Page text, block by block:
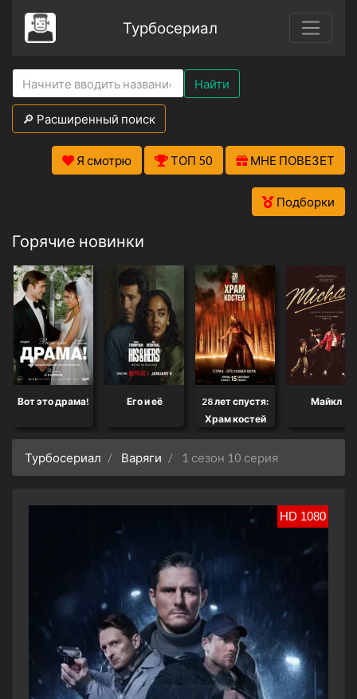
Турбосериал
Найти
🔎 Расширенный поиск
Я смотрю ТОП 50 МНЕ ПОВЕЗЕТ
Подборки
Горячие новинки
Вот это драма! Его и её
28 лет спустя:
Храм костей
Майкл
Турбосериал Варяги 1 сезон 10 серия
HD 1080